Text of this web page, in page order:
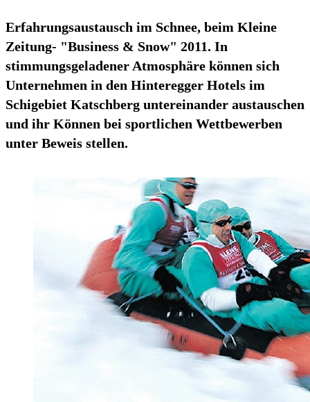
Erfahrungsaustausch im Schnee, beim Kleine
Zeitung- "Business & Snow" 2011. In
stimmungsgeladener Atmosphäre können sich
Unternehmen in den Hinteregger Hotels im
Schigebiet Katschberg untereinander austauschen
und ihr Können bei sportlichen Wettbewerben
unter Beweis stellen.